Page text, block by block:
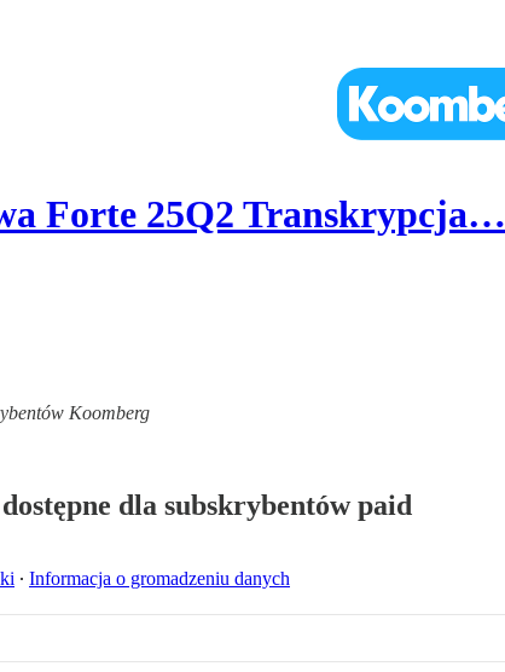
Forte 25Q2 Transkrypcja…
Koomberg
dla subskrybentów paid
∙ Informacja o gromadzeniu danych